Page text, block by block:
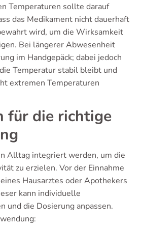
Temperaturen sollte darauf
das Medikament nicht dauerhaft
wird, um die Wirksamkeit
Bei längerer Abwesenheit
im Handgepäck; dabei jedoch
Temperatur stabil bleibt und
extremen Temperaturen
für die richtige
Alltag integriert werden, um die
zu erzielen. Vor der Einnahme
Hausarztes oder Apothekers
kann individuelle
und die Dosierung anpassen.